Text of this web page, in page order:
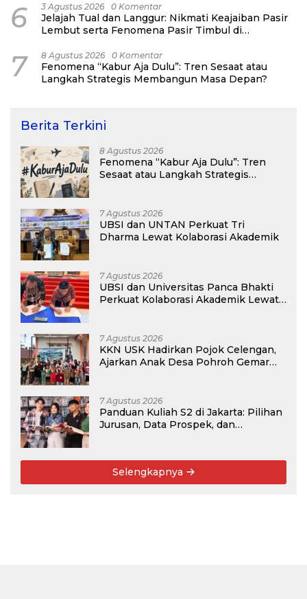
6 3 Agustus 2026 0 Komentar
Jelajah Tual dan Langgur: Nikmati Keajaiban Pasir
Lembut serta Fenomena Pasir Timbul di
7 8 Agustus 2026 0 Komentar
Fenomena “Kabur Aja Dulu”: Tren Sesaat atau
Langkah Strategis Membangun Masa Depan?
Berita Terkini
8 Agustus 2026
Fenomena “Kabur Aja Dulu”: Tren
Sesaat atau Langkah Strategis
7 Agustus 2026
UBSI dan UNTAN Perkuat Tri
Dharma Lewat Kolaborasi Akademik
7 Agustus 2026
UBSI dan Universitas Panca Bhakti
Perkuat Kolaborasi Akademik Lewat
7 Agustus 2026
KKN USK Hadirkan Pojok Celengan,
Ajarkan Anak Desa Pohroh Gemar
7 Agustus 2026
Panduan Kuliah S2 di Jakarta: Pilihan
Jurusan, Data Prospek, dan
Selengkapnya